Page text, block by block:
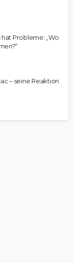
Probleme: „Wo
– seine Reaktion